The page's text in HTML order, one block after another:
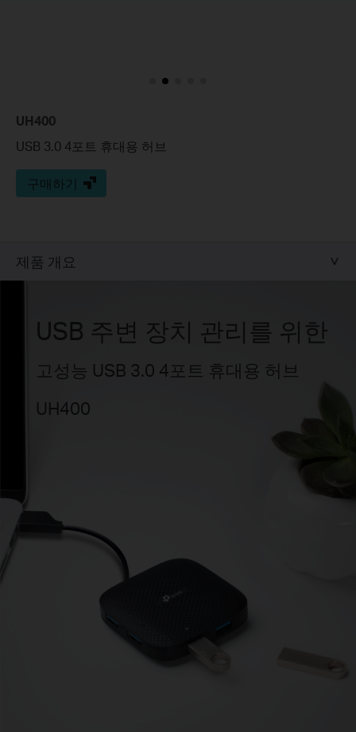
UH400
USB 3.0 4포트 휴대용 허브
구매하기
제품 개요
USB 주변 장치 관리를 위한
고성능 USB 3.0 4포트 휴대용 허브
UH400